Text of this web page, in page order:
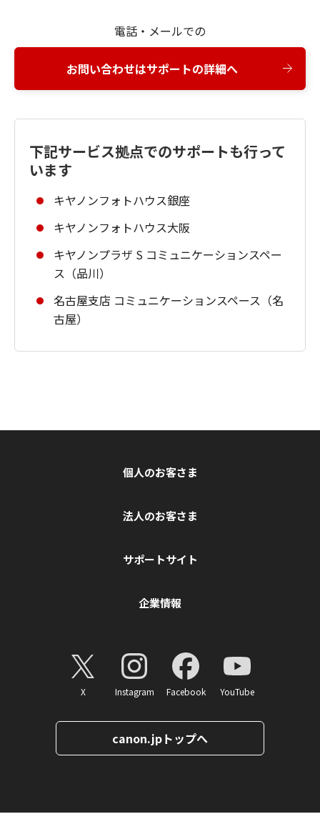
電話・メールでの
お問い合わせはサポートの詳細へ
下記サービス拠点でのサポートも行って
います
キヤノンフォトハウス銀座
キヤノンフォトハウス大阪
キヤノンプラザ S コミュニケーションスペー
ス（品川）
名古屋支店 コミュニケーションスペース（名
古屋）
個人のお客さま
法人のお客さま
サポートサイト
企業情報
X Instagram Facebook YouTube
canon.jpトップへ